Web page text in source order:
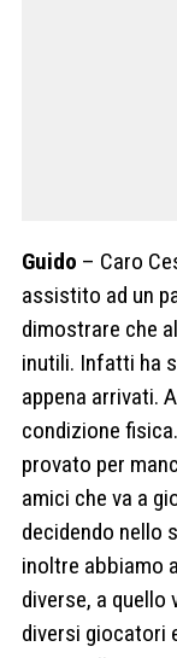
Guido – Caro
assistito ad un
dimostrare che
inutili. Infatti ha
appena arrivati.
condizione
provato per
amici che va a
decidendo nello
inoltre abbiamo
diverse, a
diversi giocatori